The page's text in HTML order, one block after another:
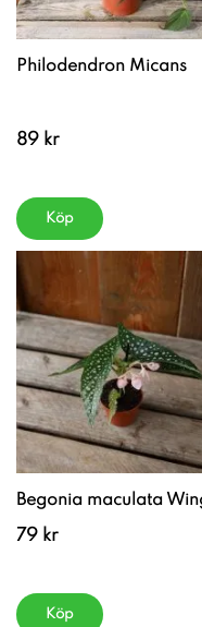
Philodendron Micans
89 kr
Köp
Begonia maculata
79 kr
Köp